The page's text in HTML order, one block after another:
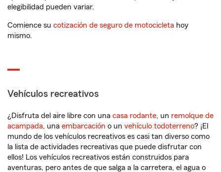
elegibilidad pueden variar.
Comience su cotización de seguro de motocicleta hoy
mismo.
Vehículos recreativos
¿Disfruta del aire libre con una casa rodante, un remolque de
acampada, una embarcación o un vehículo todoterreno? ¡El
mundo de los vehículos recreativos es casi tan diverso como
la lista de actividades recreativas que puede disfrutar con
ellos! Los vehículos recreativos están construidos para
aventuras, pero antes de que salga a la carretera, el agua o